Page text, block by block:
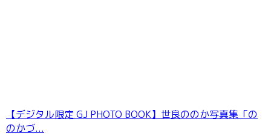
【デジタル限定 GJ PHOTO BOOK】世良ののか写真集「の
のかづ...